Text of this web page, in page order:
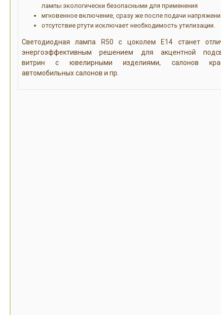
лампы экологически безопасными для применения
мгновенное включение, сразу же после подачи
отсутствие ртути исключает необходимость утилизации.
Светодиодная лампа R50 с цоколем Е14 станет
энергоэффективным решением для акцентной
витрин с ювелирными изделиями, салонов
автомобильных салонов и пр.